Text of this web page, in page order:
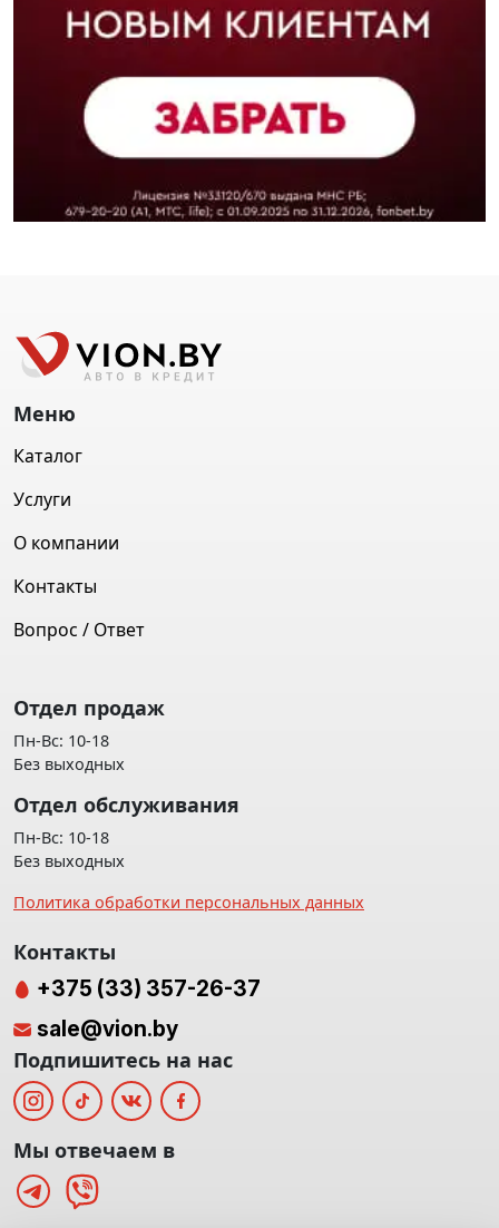
Меню
Каталог
Услуги
О компании
Контакты
Вопрос / Ответ
Отдел продаж
Пн-Вс: 10-18
Без выходных
Отдел обслуживания
Пн-Вс: 10-18
Без выходных
Политика обработки персональных данных
Контакты
+375 (33) 357-26-37
sale@vion.by
Подпишитесь на нас
Мы отвечаем в